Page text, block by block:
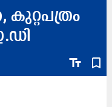
text_fields bookmark_border